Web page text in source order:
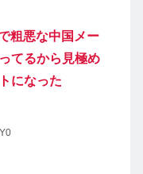
粗悪な中国メー
てるから見極め
になった